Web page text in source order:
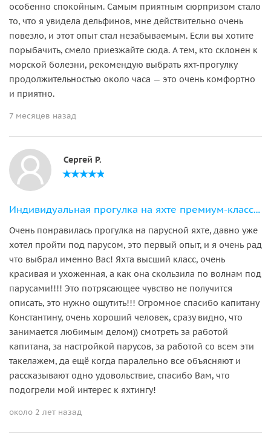
особенно спокойным. Самым приятным сюрпризом стало
то, что я увидела дельфинов, мне действительно очень
повезло, и этот опыт стал незабываемым. Если вы хотите
порыбачить, смело приезжайте сюда. А тем, кто склонен к
морской болезни, рекомендую выбрать яхт-прогулку
продолжительностью около часа — это очень комфортно
и приятно.
7 месяцев назад
Сергей Р.
Индивидуальная прогулка на яхте премиум-класса «ALISIA» (порт Адлера)
Очень понравилась прогулка на парусной яхте, давно уже
хотел пройти под парусом, это первый опыт, и я очень рад
что выбрал именно Вас! Яхта высший класс, очень
красивая и ухоженная, а как она скользила по волнам под
парусами!!!! Это потрясающее чувство не получится
описать, это нужно ощутить!!! Огромное спасибо капитану
Константину, очень хороший человек, сразу видно, что
занимается любимым делом)) смотреть за работой
капитана, за настройкой парусов, за работой со всем эти
такелажем, да ещё когда паралельно все объясняют и
рассказывают одно удовольствие, спасибо Вам, что
подогрели мой интерес к яхтингу!
около 2 лет назад